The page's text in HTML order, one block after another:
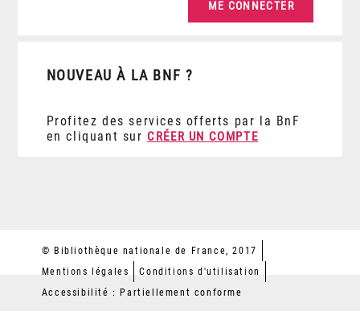
NOUVEAU À LA BNF ?
Profitez des services offerts par la BnF
en cliquant sur CRÉER UN COMPTE
© Bibliothèque nationale de France, 2017
Mentions légales
Conditions d'utilisation
Accessibilité : Partiellement conforme